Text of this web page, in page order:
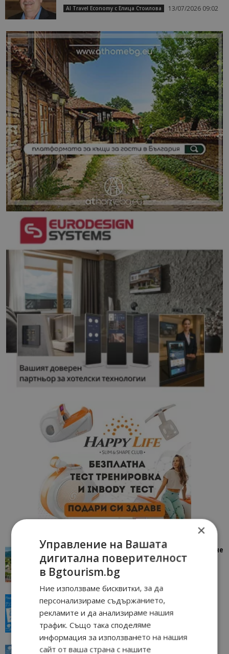
AI Travel Economy с Елица Стоилова 13/07/2026 09:02
“Пощенска картичка от…”: Петрич – Изживяване
отвъд очакваното
Петрич 11/07/2026 11:22
“Пощенска картичка от…”: Пловдив, градът на
Пловдив 23/06/2026 10:00
“Пощенска картичка от…”: Перник – град на
×
Управление на Вашата
дигитална поверителност
в Bgtourism.bg
Ние използваме бисквитки, за да
персонализираме съдържанието,
рекламите и да анализираме нашия
трафик. Също така споделяме
информация за използването на нашия
сайт от ваша страна с нашите